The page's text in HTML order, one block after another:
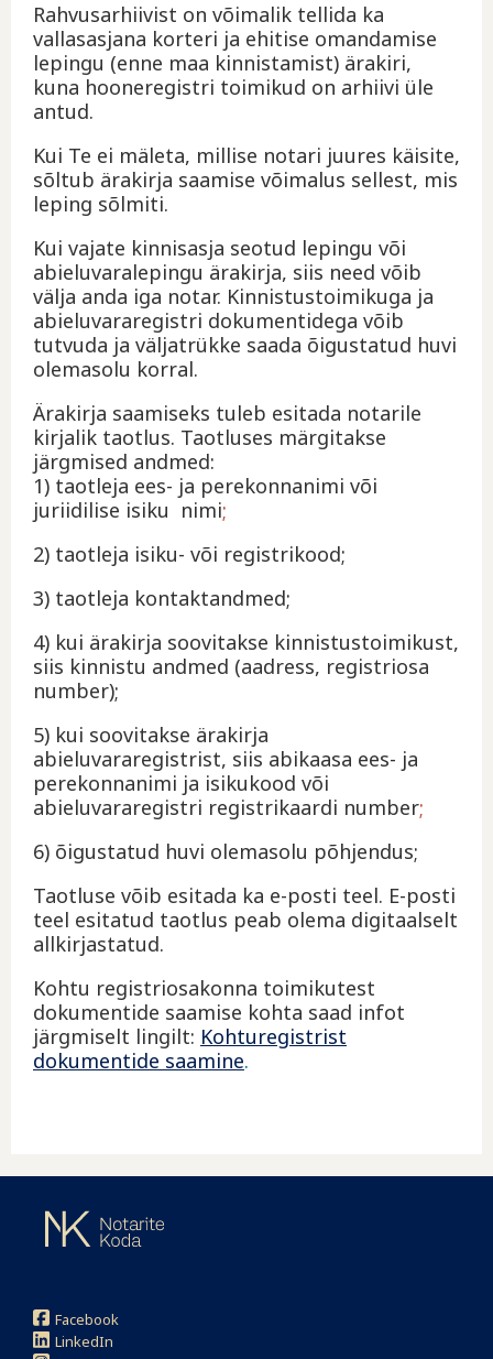
Rahvusarhiivist on võimalik tellida ka
vallasasjana korteri ja ehitise omandamise
lepingu (enne maa kinnistamist) ärakiri,
kuna hooneregistri toimikud on arhiivi üle
antud.
Kui Te ei mäleta, millise notari juures käisite,
sõltub ärakirja saamise võimalus sellest, mis
leping sõlmiti.
Kui vajate kinnisasja seotud lepingu või
abieluvaralepingu ärakirja, siis need võib
välja anda iga notar. Kinnistustoimikuga ja
abieluvararegistri dokumentidega võib
tutvuda ja väljatrükke saada õigustatud huvi
olemasolu korral.
Ärakirja saamiseks tuleb esitada notarile
kirjalik taotlus. Taotluses märgitakse
järgmised andmed:
1) taotleja ees- ja perekonnanimi või
juriidilise isiku nimi;
2) taotleja isiku- või registrikood;
3) taotleja kontaktandmed;
4) kui ärakirja soovitakse kinnistustoimikust,
siis kinnistu andmed (aadress, registriosa
number);
5) kui soovitakse ärakirja
abieluvararegistrist, siis abikaasa ees- ja
perekonnanimi ja isikukood või
abieluvararegistri registrikaardi number;
6) õigustatud huvi olemasolu põhjendus;
Taotluse võib esitada ka e-posti teel. E-posti
teel esitatud taotlus peab olema digitaalselt
allkirjastatud.
Kohtu registriosakonna toimikutest
dokumentide saamise kohta saad infot
järgmiselt lingilt: Kohturegistrist
dokumentide saamine.
Facebook
LinkedIn